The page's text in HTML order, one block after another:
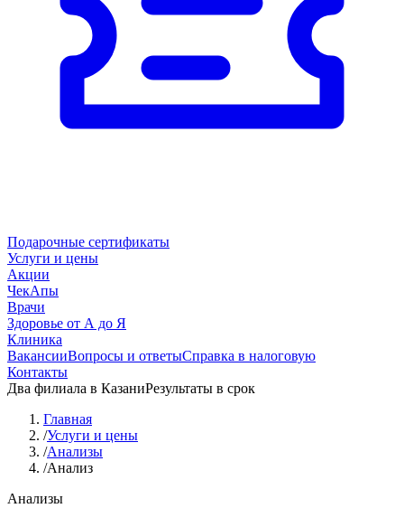
Подарочные сертификаты
Услуги и цены
Акции
ЧекАпы
Врачи
Здоровье от А до Я
Клиника
ВакансииВопросы и ответыСправка в налоговую
Контакты
Два филиала в КазаниРезультаты в срок
Главная
/Услуги и цены
/Анализы
/Анализ
Анализы